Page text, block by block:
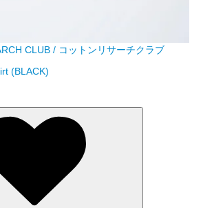
CLUB / コットンリサーチクラブ
(BLACK)